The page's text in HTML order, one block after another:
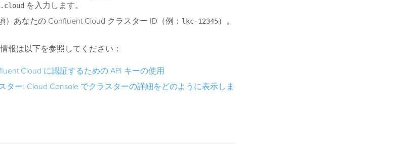
を入力します。
）あなたの Confluent Cloud クラスター ID（例： lkc-12345）。
報は以下を参照してください：
Cloud に認証するための API キーの使用
ター: Cloud Console でクラスターの詳細をどのように表示しま